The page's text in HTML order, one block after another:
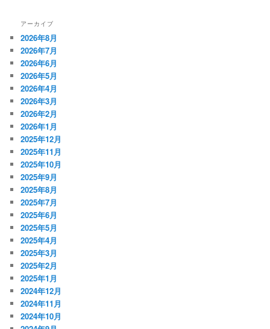
アーカイブ
2026年8月
2026年7月
2026年6月
2026年5月
2026年4月
2026年3月
2026年2月
2026年1月
2025年12月
2025年11月
2025年10月
2025年9月
2025年8月
2025年7月
2025年6月
2025年5月
2025年4月
2025年3月
2025年2月
2025年1月
2024年12月
2024年11月
2024年10月